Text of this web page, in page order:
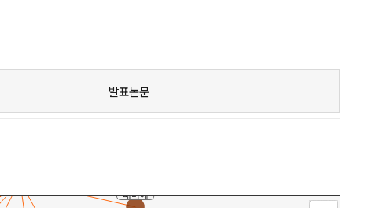
발표논문
배미애
Park, So Hyun